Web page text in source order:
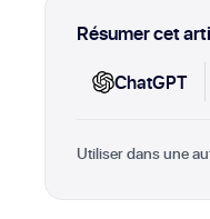
Résumer cet
ChatGPT
Utiliser dans une